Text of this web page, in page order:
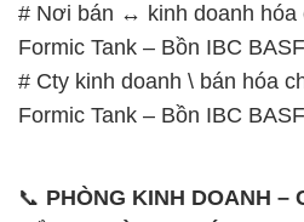
# Nơi bán ↔ kinh doanh hóa
Formic Tank – Bồn IBC
# Cty kinh doanh \ bán hóa
Formic Tank – Bồn IBC
📞 PHÒNG KINH DOANH –